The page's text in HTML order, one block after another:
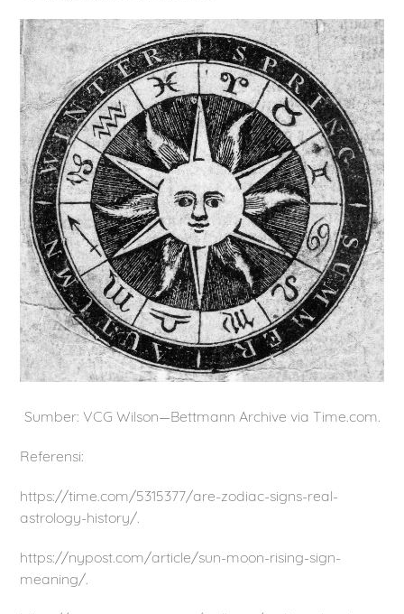
Sumber: VCG Wilson—Bettmann Archive via Time.com.
Referensi:
https://time.com/5315377/are-zodiac-signs-real-
astrology-history/.
https://nypost.com/article/sun-moon-rising-sign-
meaning/.